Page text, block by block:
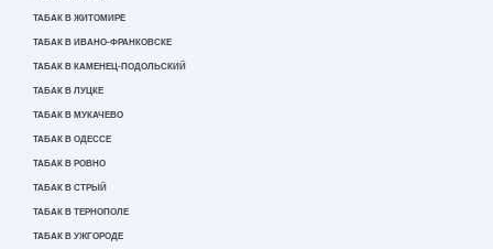
ТАБАК В ЖИТОМИРЕ
ТАБАК В ИВАНО-ФРАНКОВСКЕ
ТАБАК В КАМЕНЕЦ-ПОДОЛЬСКИЙ
ТАБАК В ЛУЦКЕ
ТАБАК В МУКАЧЕВО
ТАБАК В ОДЕССЕ
ТАБАК В РОВНО
ТАБАК В СТРЫЙ
ТАБАК В ТЕРНОПОЛЕ
ТАБАК В УЖГОРОДЕ